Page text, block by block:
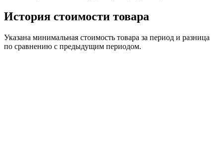
История стоимости товара
Указана минимальная стоимость товара за период и разница
по сравнению с предыдущим периодом.